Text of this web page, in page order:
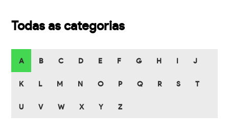
Todas as categorias
A B C D E F G H J
K L M N O P Q R S T
U V W X Y Z